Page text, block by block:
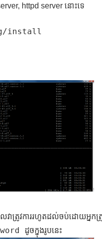
httpd server នោះទេ
install
នដែលវាត្រូវការរហូតដល់